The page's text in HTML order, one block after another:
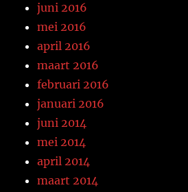
juni 2016
mei 2016
april 2016
maart 2016
februari 2016
januari 2016
juni 2014
mei 2014
april 2014
maart 2014